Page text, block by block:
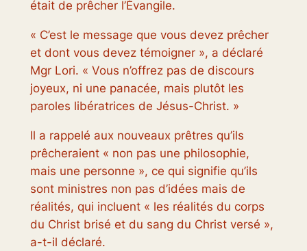
était de prêcher l’Évangile.
« C’est le message que vous devez prêcher
et dont vous devez témoigner », a déclaré
Mgr Lori. « Vous n’offrez pas de discours
joyeux, ni une panacée, mais plutôt les
paroles libératrices de Jésus-Christ. »
Il a rappelé aux nouveaux prêtres qu’ils
prêcheraient « non pas une philosophie,
mais une personne », ce qui signifie qu’ils
sont ministres non pas d’idées mais de
réalités, qui incluent « les réalités du corps
du Christ brisé et du sang du Christ versé »,
a-t-il déclaré.